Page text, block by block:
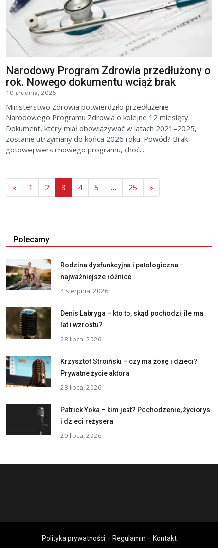
Narodowy Program Zdrowia przedłużony o
rok. Nowego dokumentu wciąż brak
10 grudnia, 2025
Ministerstwo Zdrowia potwierdziło przedłużenie
Narodowego Programu Zdrowia o kolejne 12 miesięcy.
Dokument, który miał obowiązywać w latach 2021–2025,
zostanie utrzymany do końca 2026 roku. Powód? Brak
gotowej wersji nowego programu, choć...
« 1 2 3 4 5 … 25 »
Polecamy
Rodzina dysfunkcyjna i patologiczna –
najważniejsze różnice
4 sierpnia, 2026
Denis Labryga – kto to, skąd pochodzi, ile ma
lat i wzrostu?
28 lipca, 2026
Krzysztof Stroiński – czy ma żonę i dzieci?
Prywatne życie aktora
28 lipca, 2026
Patrick Yoka – kim jest? Pochodzenie, życiorys
i dzieci reżysera
20 lipca, 2026
Polityka prywatności – Regulamin – Kontakt